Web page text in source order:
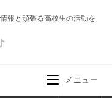
報と頑張る高校生の活動を
メニュー